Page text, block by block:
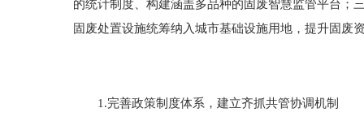
的统计制度、构建涵盖多品种的固废智慧监管平台；
固废处置设施统筹纳入城市基础设施用地，提升固废
1.完善政策制度体系，建立齐抓共管协调机制